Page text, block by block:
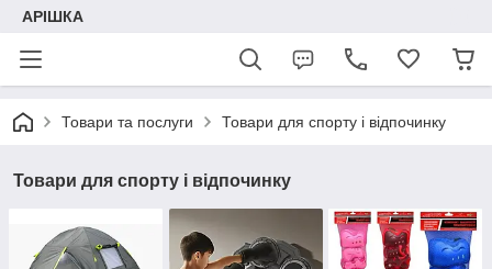
АРІШКА
Товари та послуги Товари для спорту і відпочинку
Товари для спорту і відпочинку